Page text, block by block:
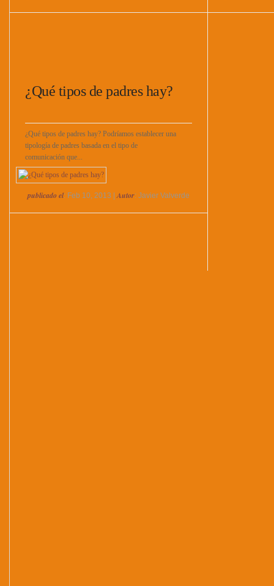
¿Qué tipos de padres hay?
¿Qué tipos de padres hay? Podríamos establecer una
tipología de padres basada en el tipo de
comunicación que...
publicado el: Feb 10, 2013 |Autor: Javier Valverde